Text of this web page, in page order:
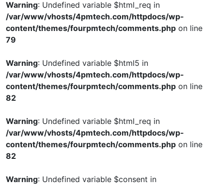
Warning: Undefined variable $html_req in
/var/www/vhosts/4pmtech.com/httpdocs/wp-
content/themes/fourpmtech/comments.php on line
79
Warning: Undefined variable $html5 in
/var/www/vhosts/4pmtech.com/httpdocs/wp-
content/themes/fourpmtech/comments.php on line
82
Warning: Undefined variable $html_req in
/var/www/vhosts/4pmtech.com/httpdocs/wp-
content/themes/fourpmtech/comments.php on line
82
Warning: Undefined variable $consent in